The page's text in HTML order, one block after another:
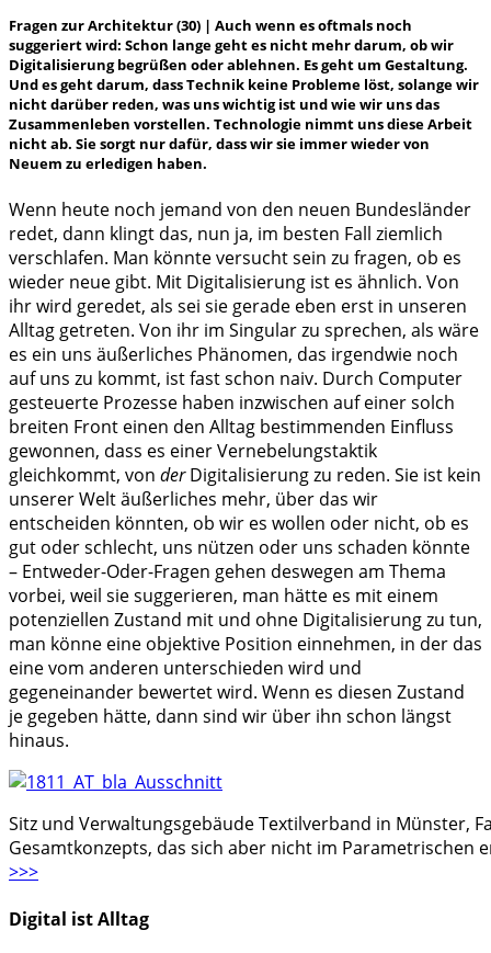
Fragen zur Architektur (30) | Auch wenn es oftmals noch
suggeriert wird: Schon lange geht es nicht mehr darum, ob wir
Digitalisierung begrüßen oder ablehnen. Es geht um Gestaltung.
Und es geht darum, dass Technik keine Probleme löst, solange wir
nicht darüber reden, was uns wichtig ist und wie wir uns das
Zusammenleben vorstellen. Technologie nimmt uns diese Arbeit
nicht ab. Sie sorgt nur dafür, dass wir sie immer wieder von
Neuem zu erledigen haben.
Wenn heute noch jemand von den neuen Bundesländer
redet, dann klingt das, nun ja, im besten Fall ziemlich
verschlafen. Man könnte versucht sein zu fragen, ob es
wieder neue gibt. Mit Digitalisierung ist es ähnlich. Von
ihr wird geredet, als sei sie gerade eben erst in unseren
Alltag getreten. Von ihr im Singular zu sprechen, als wäre
es ein uns äußerliches Phänomen, das irgendwie noch
auf uns zu kommt, ist fast schon naiv. Durch Computer
gesteuerte Prozesse haben inzwischen auf einer solch
breiten Front einen den Alltag bestimmenden Einfluss
gewonnen, dass es einer Vernebelungstaktik
gleichkommt, von derDigitalisierung zu reden. Sie ist kein
unserer Welt äußerliches mehr, über das wir
entscheiden könnten, ob wir es wollen oder nicht, ob es
gut oder schlecht, uns nützen oder uns schaden könnte
– Entweder-Oder-Fragen gehen deswegen am Thema
vorbei, weil sie suggerieren, man hätte es mit einem
potenziellen Zustand mit und ohne Digitalisierung zu tun,
man könne eine objektive Position einnehmen, in der das
eine vom anderen unterschieden wird und
gegeneinander bewertet wird. Wenn es diesen Zustand
je gegeben hätte, dann sind wir über ihn schon längst
hinaus.
Sitz und Verwaltungsgebäude Textilverband in Münster,
Gesamtkonzepts, das sich aber nicht im Parametrischen
>>>
Digital ist Alltag